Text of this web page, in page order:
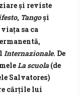
și reviste
, Tangoși
sa ca
Internazionale. De
La scuola (de
Salvatores)
cărțile lui